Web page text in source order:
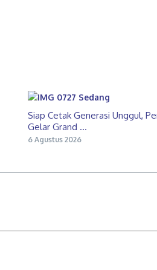
Siap Cetak Generasi Unggul,
Gelar Grand ...
6 Agustus 2026